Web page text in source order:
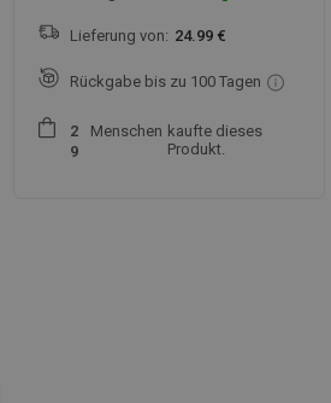
Lieferung von: 24.99 €
Rückgabe bis zu 100 Tagen
2
9
Menschen kaufte dieses
Produkt.